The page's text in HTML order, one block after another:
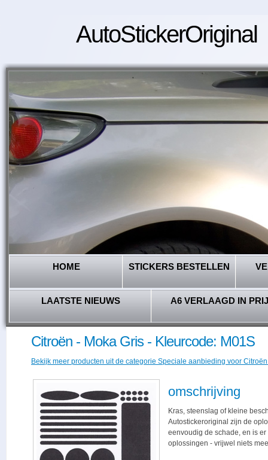
AutoStickerOriginal
HOME STICKERS BESTELLEN
LAATSTE NIEUWS A6 VERLAAGD IN
Citroën - Moka Gris - Kleurcode: M01S
Bekijk meer producten uit de categorie Speciale aanbieding voor
omschrijving
Kras, steenslag of kleine
Autostickeroriginal zijn de
eenvoudig de schade, en is
oplossingen - vrijwel niets